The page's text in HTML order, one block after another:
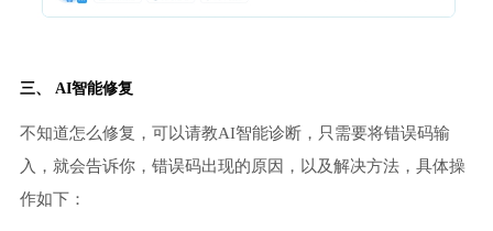
三、 AI智能修复
不知道怎么修复，可以请教AI智能诊断，只需要将错误码输
入，就会告诉你，错误码出现的原因，以及解决方法，具体操
作如下：